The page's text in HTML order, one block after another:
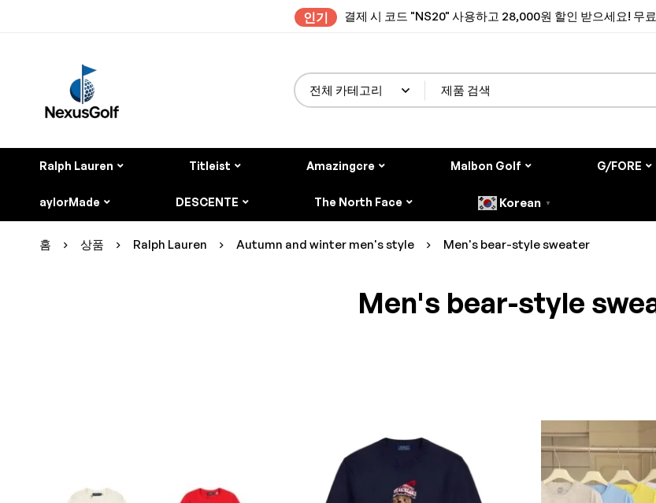
인기 결제 시 코드 "NS20" 사용하고 28,000원 할인 받으세요! 무
Ralph Lauren Titleist Amazingcre Malbon Golf G/FORE
aylorMade DESCENTE The North Face Korean ▼
홈 상품 Ralph Lauren Autumn and winter men's style Men's bear-style sweater
Men's bear-style